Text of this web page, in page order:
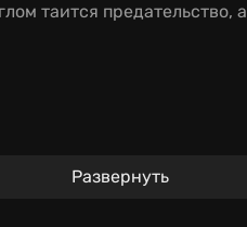
таится
Развернуть